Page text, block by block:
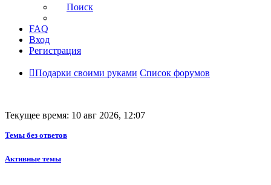
Поиск
FAQ
Вход
Регистрация
Подарки своими руками Список форумов
Текущее время: 10 авг 2026, 12:07
Темы без ответов
Активные темы